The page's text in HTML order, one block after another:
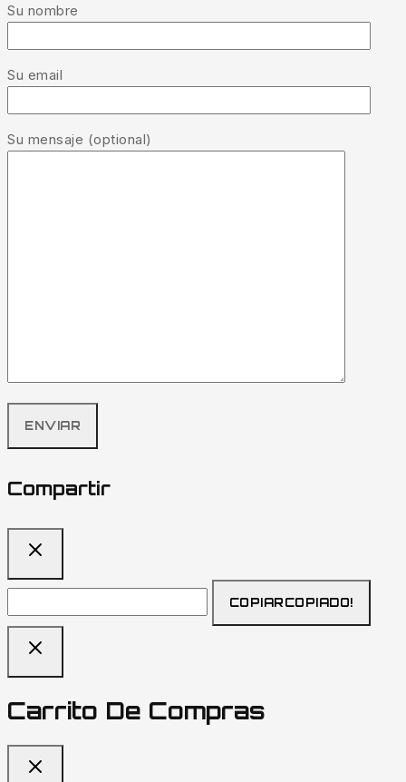
Su nombre
Su email
Su mensaje (optional)
Compartir
COPIARCOPIADO!
Carrito De Compras